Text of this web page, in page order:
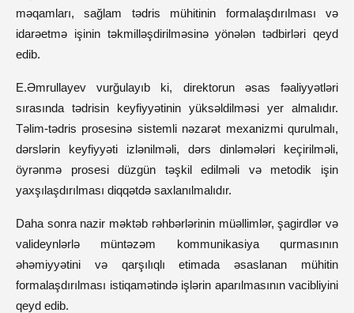
məqamları, sağlam tədris mühitinin formalaşdırılması və
idarəetmə işinin təkmilləşdirilməsinə yönələn tədbirləri qeyd
edib.
E.Əmrullayev vurğulayıb ki, direktorun əsas fəaliyyətləri
sırasında tədrisin keyfiyyətinin yüksəldilməsi yer almalıdır.
Təlim-tədris prosesinə sistemli nəzarət mexanizmi qurulmalı,
dərslərin keyfiyyəti izlənilməli, dərs dinləmələri keçirilməli,
öyrənmə prosesi düzgün təşkil edilməli və metodik işin
yaxşılaşdırılması diqqətdə saxlanılmalıdır.
Daha sonra nazir məktəb rəhbərlərinin müəllimlər, şagirdlər və
valideynlərlə müntəzəm kommunikasiya qurmasının
əhəmiyyətini və qarşılıqlı etimada əsaslanan mühitin
formalaşdırılması istiqamətində işlərin aparılmasının vacibliyini
qeyd edib.